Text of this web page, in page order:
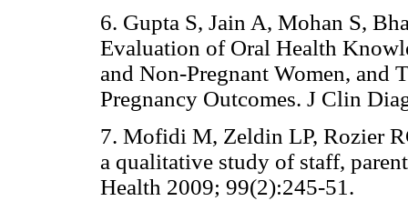
6. Gupta S, Jain A, Mohan S,
Evaluation of Oral Health
and Non-Pregnant Women, and
Pregnancy Outcomes. J Clin
7. Mofidi M, Zeldin LP, Rozier
a qualitative study of staff,
Health 2009; 99(2):245-51.